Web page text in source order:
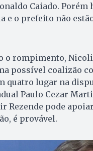
Caiado.
e o prefeito não
o rompimento,
possível coalizão
quatro lugar na
Paulo Cezar
Rezende pode
é provável.